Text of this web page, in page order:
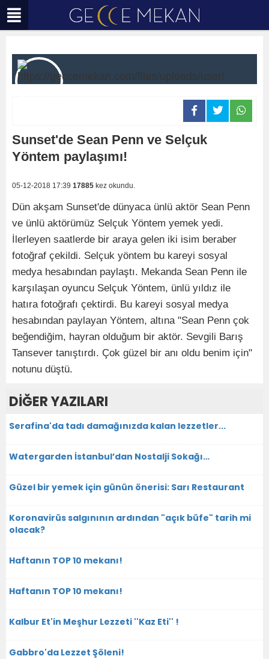
Sunset'de Sean Penn ve Selçuk
Yöntem paylaşımı!
05-12-2018 17:39 17885 kez okundu.
Dün akşam Sunset'de dünyaca ünlü aktör Sean Penn
ve ünlü aktörümüz Selçuk Yöntem yemek yedi.
İlerleyen saatlerde bir araya gelen iki isim beraber
fotoğraf çekildi. Selçuk yöntem bu kareyi sosyal
medya hesabından paylaştı. Mekanda Sean Penn ile
karşılaşan oyuncu Selçuk Yöntem, ünlü yıldız ile
hatıra fotoğrafı çektirdi. Bu kareyi sosyal medya
hesabından paylayan Yöntem, altına "Sean Penn çok
beğendiğim, hayran olduğum bir aktör. Sevgili Barış
Tansever tanıştırdı. Çok güzel bir anı oldu benim için"
notunu düştü.
DİĞER YAZILARI
Serafina'da tadı damağınızda kalan lezzetler...
Watergarden İstanbul’dan Nostalji Sokağı…
Güzel bir yemek için günün önerisi: Sarı Restaurant
Koronavirüs salgınının ardından "açık büfe" tarih mi
olacak?
Haftanın TOP 10 mekanı!
Haftanın TOP 10 mekanı!
Kalbur Et'in Meşhur Lezzeti ''Kaz Eti'' !
Gabbro'da Lezzet Şöleni!